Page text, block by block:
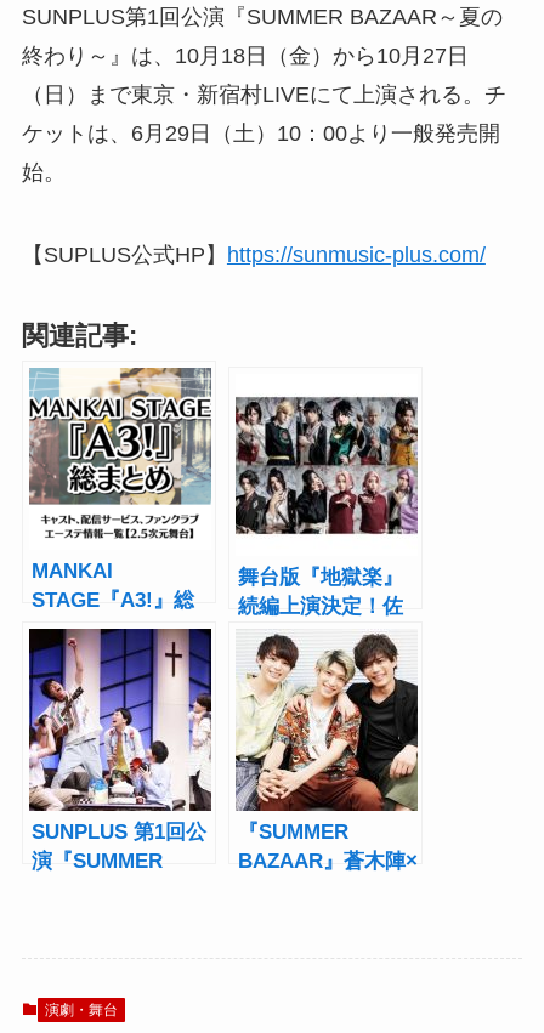
SUNPLUS第1回公演『SUMMER BAZAAR～夏の
終わり～』は、10月18日（金）から10月27日
（日）まで東京・新宿村LIVEにて上演される。チ
ケットは、6月29日（土）10：00より一般発売開
始。
【SUPLUS公式HP】 https://sunmusic-plus.com/
関連記事:
MANKAI
STAGE『A3!』総
まとめ！キャス
ト、配信サービ
ス、ファンクラブ|
エーステ情報一覧
【2.5次元舞台】
舞台版『地獄楽』
続編上演決定！佐
奈宏紀、小南光
司、佐々木喜英ら
新キャストも明ら
かに
SUNPLUS 第1回公
演『SUMMER
い光
『SUMMER
BAZAAR』蒼木陣×
演劇・舞台